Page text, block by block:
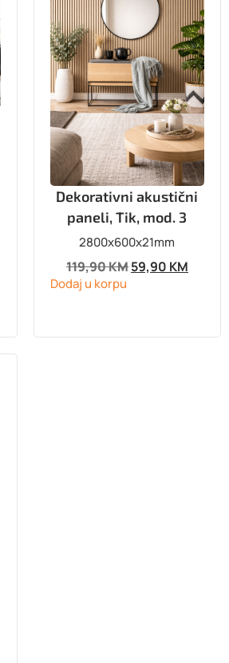
Dekorativni akustični
paneli, Tik, mod. 3
2800x600x21mm
119,90KM59,90 KM
Dodaj u korpu